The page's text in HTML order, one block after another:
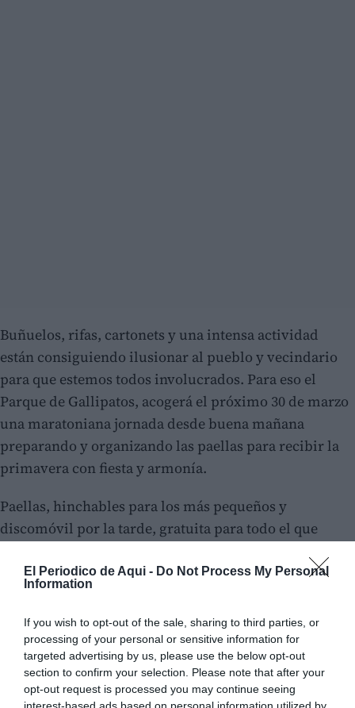
El Periodico de Aqui - Do Not Process My Personal
Information
If you wish to opt-out of the sale, sharing to third parties, or
processing of your personal or sensitive information for
targeted advertising by us, please use the below opt-out
section to confirm your selection. Please note that after your
opt-out request is processed you may continue seeing
Buñuelos, rifas, cartonets y una intensa actividad
están consiguiendo ilusionar al pueblo y vecindario
para que estemos todos involucrados. Para eso el
Parque de Gallipatos, acogerá el próximo 30 de marzo
una maratoniana jornada desde buena mañana
preparando y organizando las paellas para recibir la
primavera con fiesta y armonía.
Paellas, hinchables para los más pequeños y
discomóvil por la tarde, gratuita para todo el que
nos ocuparan desde la mañana hasta el tan de moda
compartir esta jornada pueda disfrutar del escaparate
festivo que presentan els festers 2019 de Casinos.